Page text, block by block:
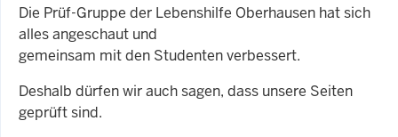
Die Prüf-Gruppe der Lebenshilfe Oberhausen hat sich
alles angeschaut und
gemeinsam mit den Studenten verbessert.
Deshalb dürfen wir auch sagen, dass unsere Seiten
geprüft sind.